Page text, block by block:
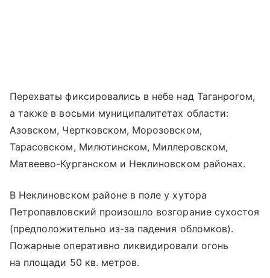
Перехваты фиксировались в небе над Таганрогом,
а также в восьми муниципалитетах области:
Азовском, Чертковском, Морозовском,
Тарасовском, Милютинском, Миллеровском,
Матвеево-Курганском и Неклиновском районах.
В Неклиновском районе в поле у хутора
Петропавловский произошло возгорание сухостоя
(предположительно из-за падения обломков).
Пожарные оперативно ликвидировали огонь
на площади 50 кв. метров.